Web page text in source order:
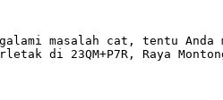
masalah cat, tentu Anda
di 23QM+P7R, Raya